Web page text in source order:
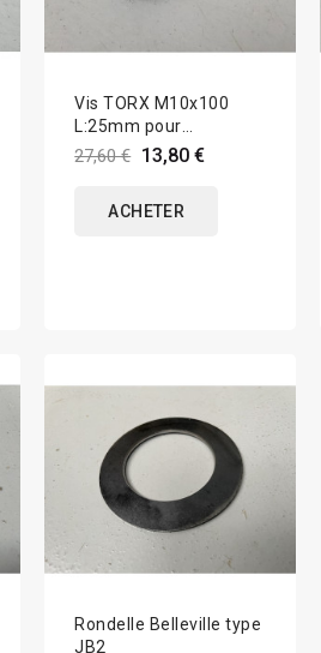
Vis TORX M10x100
L:25mm pour
autobloquant JB3 /
27,60 € 13,80 €
ACHETER
Rondelle Belleville type
JB2